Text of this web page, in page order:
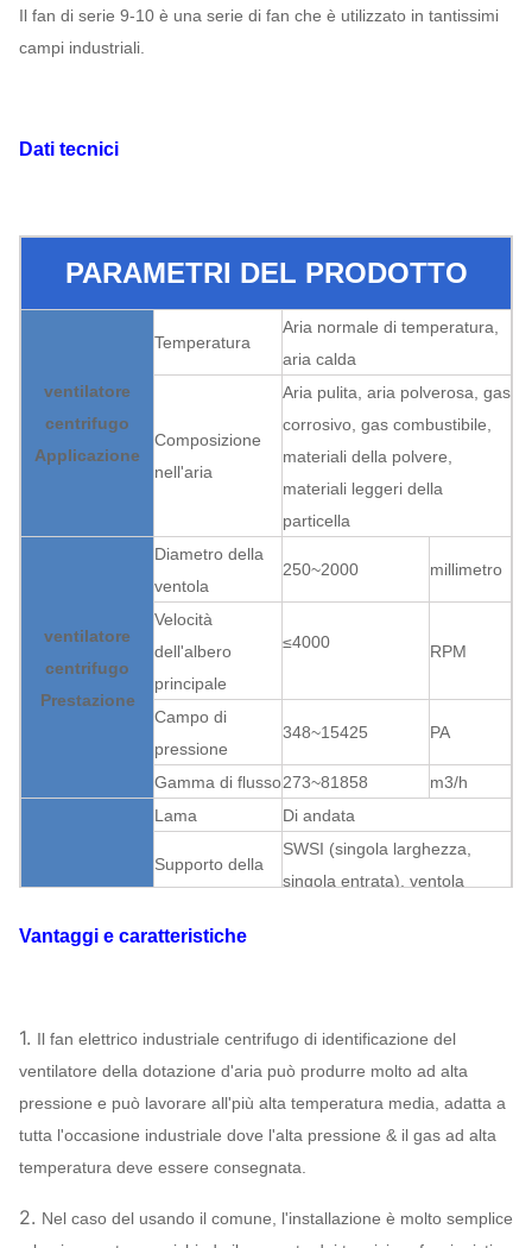
Il fan di serie 9-10 è una serie di fan che è utilizzato in tantissimi
campi industriali.
Dati tecnici
PARAMETRI DEL PRODOTTO
ventilatore
centrifugo
Applicazione
Temperatura
Aria normale di temperatura,
aria calda
Composizione
nell'aria
Aria pulita, aria polverosa, gas
corrosivo, gas combustibile,
materiali della polvere,
materiali leggeri della
particella
ventilatore
centrifugo
Prestazione
Diametro della
ventola
250~2000 millimetro
Velocità
dell'albero
principale
≤4000 RPM
Campo di
pressione
348~15425 PA
Gamma di flusso273~81858 m3/h
ventilatore
Lama Di andata
Supporto della
SWSI (singola larghezza,
singola entrata), ventola
Trasmissione
Raffreddamento a aria,
raffreddamento ad acqua,
raffreddamento ad olio
ABB, SIEMENS,
WEG, TECO,
Vantaggi e caratteristiche
1. Il fan elettrico industriale centrifugo di identificazione del
ventilatore della dotazione d'aria può produrre molto ad alta
pressione e può lavorare all'più alta temperatura media, adatta a
tutta l'occasione industriale dove l'alta pressione & il gas ad alta
temperatura deve essere consegnata.
2. Nel caso del usando il comune, l'installazione è molto semplice